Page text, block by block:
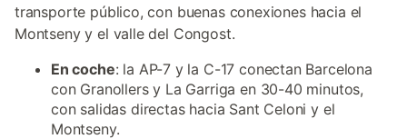
transporte público, con buenas conexiones hacia el
Montseny y el valle del Congost.
En coche: la AP-7 y la C-17 conectan Barcelona
con Granollers y La Garriga en 30-40 minutos,
con salidas directas hacia Sant Celoni y el
Montseny.